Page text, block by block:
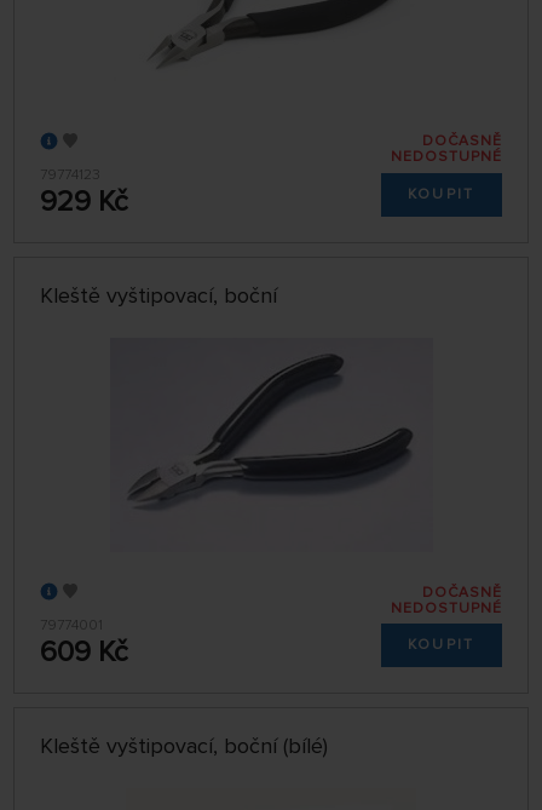
79774123
929 Kč
DOČASNĚ
NEDOSTUPNÉ
KOUPIT
Kleště vyštipovací, boční
79774001
609 Kč
DOČASNĚ
NEDOSTUPNÉ
KOUPIT
Kleště vyštipovací, boční (bílé)